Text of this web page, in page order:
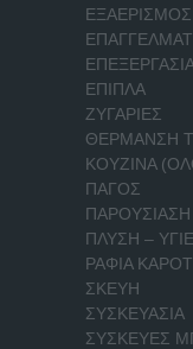
ΕΞΑΕΡΙΣΜΟΣ
ΕΠΙΠΛΑ
ΖΥΓΑΡΙΕΣ
ΘΕΡΜΑΝΣΗ
ΚΟΥΖΙΝΑ
ΠΑΓΟΣ
ΠΑΡΟΥΣΙΑΣΗ
ΠΛΥΣΗ –
ΡΑΦΙΑ
ΣΚΕΥΗ
ΣΥΣΚΕΥΑΣΙΑ
ΣΥΣΚΕΥΕΣ